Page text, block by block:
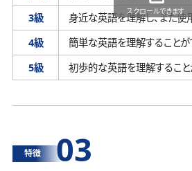
3級
身近な英語を理解し、また使
4級
簡単な英語を理解することが
5級
初歩的な英語を理解すること
スクロールできます
特徴 03